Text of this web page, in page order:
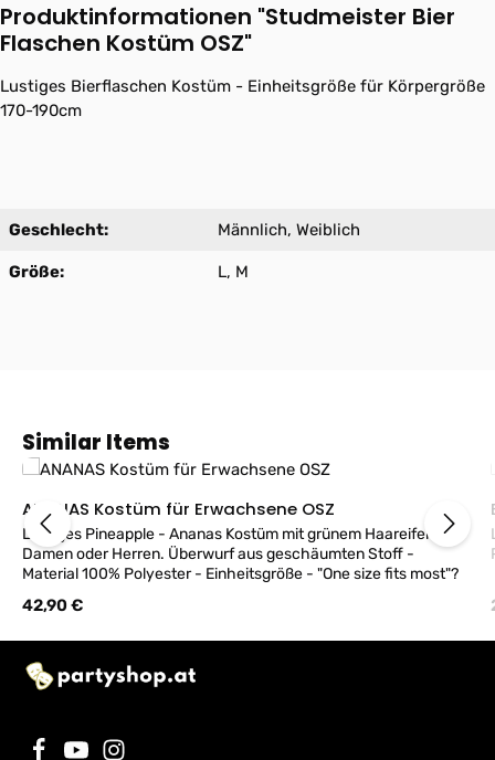
Produktinformationen "Studmeister Bier
Flaschen Kostüm OSZ"
Lustiges Bierflaschen Kostüm - Einheitsgröße für Körpergröße
170-190cm
Geschlecht: Männlich, Weiblich
Größe: L, M
Produktgalerie überspringen
Similar Items
ANANAS Kostüm für Erwachsene OSZ
Lustiges Pineapple - Ananas Kostüm mit grünem Haareifen für
Damen oder Herren. Überwurf aus geschäumten Stoff -
Material 100% Polyester - Einheitsgröße - "One size fits most"?
Regulärer Preis:
42,90 €